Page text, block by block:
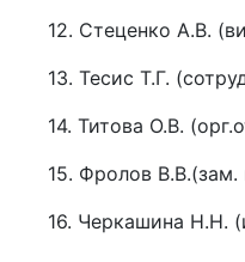
12. Стеценко А.В.
13. Тесис Т.Г.
14. Титова О.В.
15. Фролов
16. Черкашина Н.Н.